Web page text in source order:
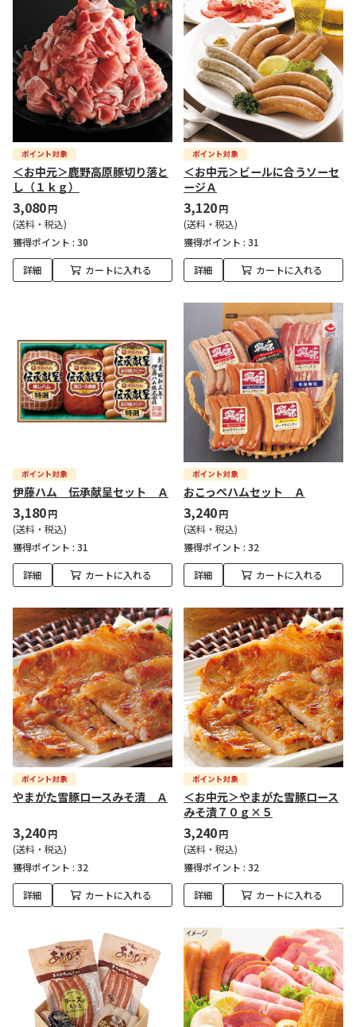
＜お中元＞鹿野高原豚切り落と
し（１ｋｇ）
3,080円
(送料・税込)
獲得ポイント : 30
詳細 カートに入れる
＜お中元＞ビールに合うソーセ
ージＡ
3,120円
(送料・税込)
獲得ポイント : 31
詳細 カートに入れる
伊藤ハム 伝承献呈セット Ａ
3,180円
(送料・税込)
獲得ポイント : 31
詳細 カートに入れる
おこっぺハムセット Ａ
3,240円
(送料・税込)
獲得ポイント : 32
詳細 カートに入れる
やまがた雪豚ロースみそ漬 Ａ
3,240円
(送料・税込)
獲得ポイント : 32
詳細 カートに入れる
＜お中元＞やまがた雪豚ロース
みそ漬７０ｇ×５
3,240円
(送料・税込)
獲得ポイント : 32
詳細 カートに入れる